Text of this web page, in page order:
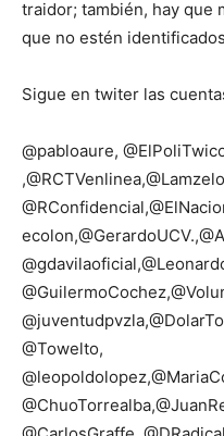
traidor; también, hay que
que no estén
Sigue en twiter las
@pabloaure,
@Towelto,